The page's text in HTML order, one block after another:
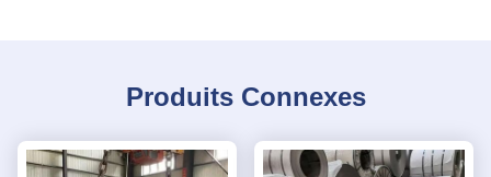
Produits Connexes